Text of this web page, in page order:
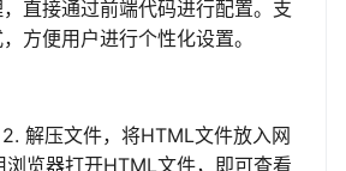
直接通过前端代码进行配置。支
方便用户进行个性化设置。
解压文件，将HTML文件放入网
览器打开HTML文件，即可查看